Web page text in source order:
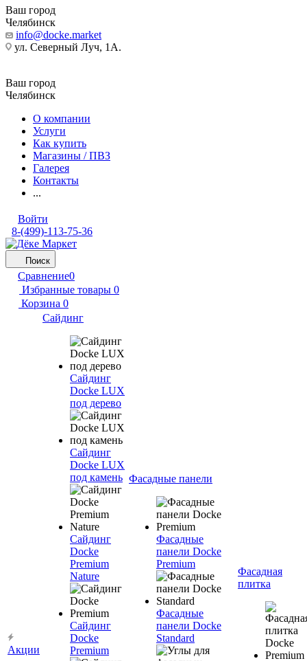
Ваш город
Челябинск
info@docke.market
ул. Северный Луч, 1А.
Ваш город
Челябинск
О компании
Услуги
Как купить
Магазины / ПВЗ
Галерея
Контакты
...
Войти
8-(499)-113-75-36
Поиск
Сравнение0
Избранные товары 0
Корзина 0
Акции
Сайдинг
Сайдинг
Docke LUX
под дерево
Сайдинг
Docke LUX
под камень
Сайдинг
Docke
Premium
Nature
Сайдинг
Docke
Premium
Фасадные панели
Фасадные
панели Docke
Premium
Фасадные
панели Docke
Standard
Фасадная
плитка